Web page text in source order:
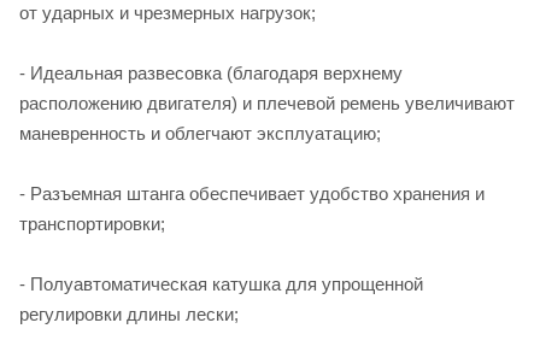
от ударных и чрезмерных нагрузок;
- Идеальная развесовка (благодаря верхнему
расположению двигателя) и плечевой ремень увеличивают
маневренность и облегчают эксплуатацию;
- Разъемная штанга обеспечивает удобство хранения и
транспортировки;
- Полуавтоматическая катушка для упрощенной
регулировки длины лески;